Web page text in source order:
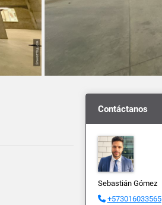
Contáctanos
Sebastián Gómez
+573016033565